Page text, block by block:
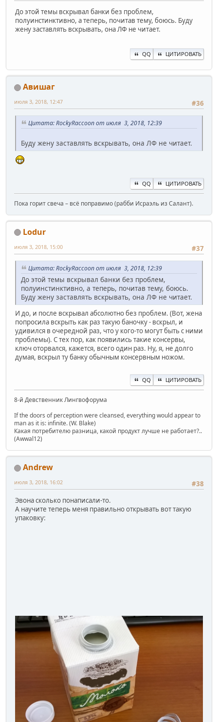
До этой темы вскрывал банки без проблем,
полуинстинктивно, а теперь, почитав тему, боюсь. Буду
жену заставлять вскрывать, она ЛФ не читает.
QQ ЦИТИРОВАТЬ
Авишаг
#36
июля 3, 2018, 12:47
Цитата: RockyRaccoon от июля 3, 2018, 12:39
Буду жену заставлять вскрывать, она ЛФ не читает.
QQ ЦИТИРОВАТЬ
Пока горит свеча – всё поправимо (рабби Исраэль из Салант).
Lodur
#37
июля 3, 2018, 15:00
Цитата: RockyRaccoon от июля 3, 2018, 12:39
До этой темы вскрывал банки без проблем,
полуинстинктивно, а теперь, почитав тему, боюсь.
Буду жену заставлять вскрывать, она ЛФ не читает.
И до, и после вскрывал абсолютно без проблем. (Вот, жена
попросила вскрыть как раз такую баночку - вскрыл, и
удивился в очередной раз, что у кого-то могут быть с ними
проблемы). С тех пор, как появились такие консервы,
ключ оторвался, кажется, всего один раз. Ну, я, не долго
думая, вскрыл ту банку обычным консервным ножом.
QQ ЦИТИРОВАТЬ
8-й Девственник Лингвофорума
If the doors of perception were cleansed, everything would appear to
man as it is: infinite. (W. Blake)
Какая потребителю разница, какой продукт лучше не работает?..
(Awwal12)
Andrew
#38
июля 3, 2018, 16:02
Эвона сколько понаписали-то.
А научите теперь меня правильно открывать вот такую
упаковку: